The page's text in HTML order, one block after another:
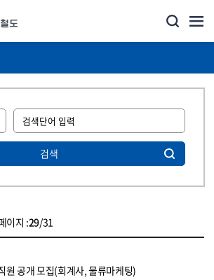
검색
이지 :29/31
원 공개 모집(회계사, 물류마케팅)